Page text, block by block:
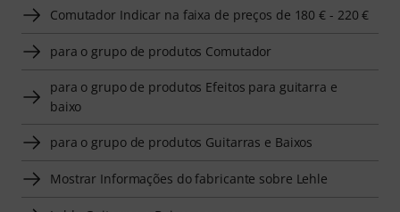
Comutador Indicar na faixa de preços de 180 € - 220 €
para o grupo de produtos Comutador
para o grupo de produtos Efeitos para guitarra e
baixo
para o grupo de produtos Guitarras e Baixos
Mostrar Informações do fabricante sobre Lehle